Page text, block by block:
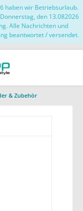
haben wir Betriebsurlaub.
den 13.082026
Alle Nachrichten und
beantwortet / versendet.
& Zubehör